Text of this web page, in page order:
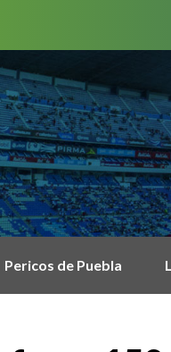
Pericos de Puebla